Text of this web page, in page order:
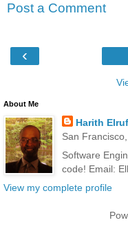
Post a Comment
‹
About Me
Harith
San
Software
code! Email:
View my complete profile